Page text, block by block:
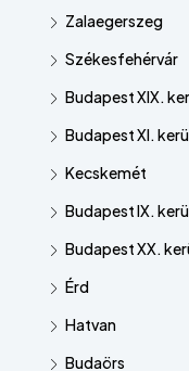
Zalaegerszeg
Székesfehérvár
Budapest XIX.
Budapest XI.
Kecskemét
Budapest IX.
Budapest XX.
Érd
Hatvan
Budaörs